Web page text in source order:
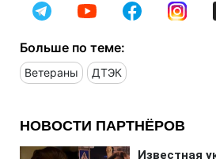
Больше по теме:
Ветераны ДТЭК